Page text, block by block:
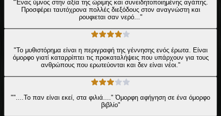
"Ένας ύμνος στην αξία της ώριμης και συνειδητοποιημένης αγάπης.
Προσφέρει ταυτόχρονα πολλές διεξόδους στον αναγνώστη και
ρουφιεται σαν νερό..."
"Το μυθιστόρημα είναι η περιγραφή της γέννησης ενός έρωτα. Είναι
όμορφο γιατί καταρρίπτει τις προκαταλήψεις που υπάρχουν για τους
ανθρώπους που ερωτεύονται και δεν είναι νέοι."
""....Το παν είναι εκεί, στα φιλιά...." Όμορφη αφήγηση σε ένα όμορφο
βιβλίο"